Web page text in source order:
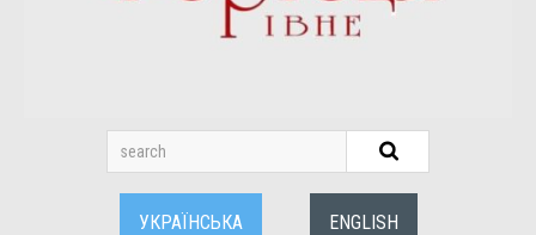
УКРАЇНСЬКА ENGLISH